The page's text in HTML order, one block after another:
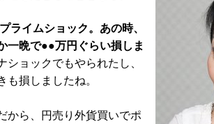
ライムショック。あの時、
一晩で●●万円ぐらい損しま
ショックでもやられたし、
も損しましたね。
ら、円売り外貨買いでポ